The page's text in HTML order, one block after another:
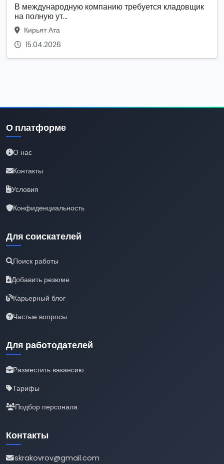
В международную компанию требуется кладовщик
на полную ут...
Кирьят Ата
15.04.2026
О платформе
О нас
Контакты
Условия
Конфиденциальность
Для соискателей
Поиск работы
Добавить резюме
Карьерный блог
Частые вопросы
Для работодателей
Разместить вакансию
Тарифы
Подбор персонала
Контакты
iskrakovrov@gmail.com